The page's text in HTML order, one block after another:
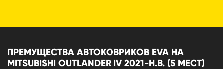
ПРЕМУЩЕСТВА АВТОКОВРИКОВ EVA НА
MITSUBISHI OUTLANDER IV 2021-Н.В. (5 МЕСТ)